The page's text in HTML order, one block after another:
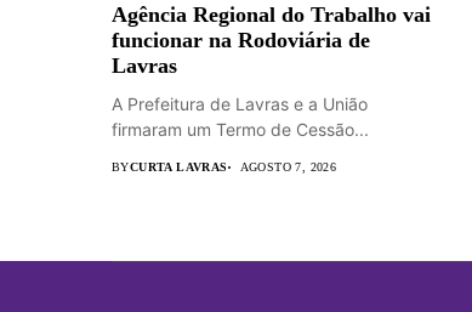
Agência Regional do Trabalho vai
funcionar na Rodoviária de
Lavras
A Prefeitura de Lavras e a União
firmaram um Termo de Cessão...
BYCURTA LAVRAS AGOSTO 7, 2026